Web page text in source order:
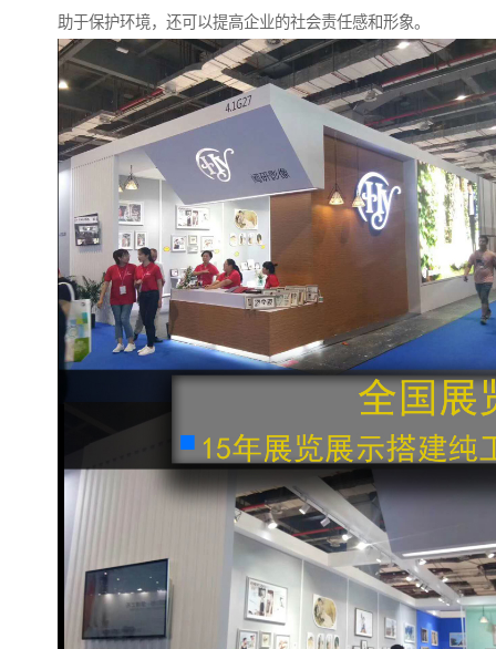
助于保护环境，还可以提高企业的社会责任感和形象。